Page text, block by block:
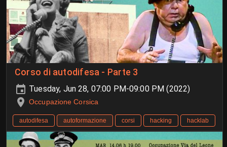
Corso di autodifesa - Parte 3
Tuesday, Jun 28, 07:00 PM-09:00 PM (2022)
Occupazione Corsica
autodifesa autoformazione corsi hacking hacklab